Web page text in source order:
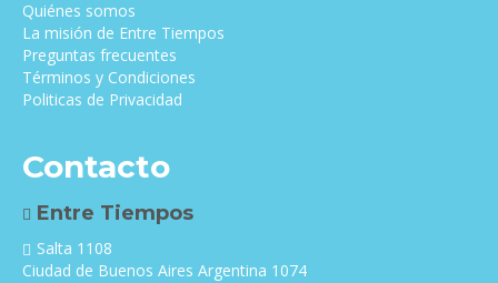
Quiénes somos
La misión de Entre Tiempos
Preguntas frecuentes
Términos y Condiciones
Politicas de Privacidad
Contacto
Entre Tiempos
Salta 1108
Ciudad de Buenos Aires Argentina 1074